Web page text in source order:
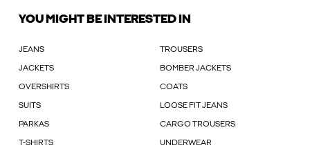
YOU MIGHT BE INTERESTED IN
JEANS TROUSERS
JACKETS BOMBER JACKETS
OVERSHIRTS COATS
SUITS LOOSE FIT JEANS
PARKAS CARGO TROUSERS
T-SHIRTS UNDERWEAR